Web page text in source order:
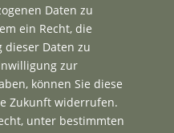
Daten zu
ein Recht, die
dieser Daten zu
zur
können Sie diese
Zukunft widerrufen.
unter bestimmten